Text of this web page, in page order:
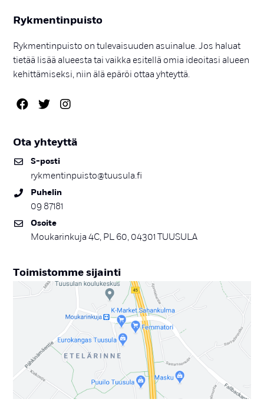
Ryk­men­tin­puis­to
Rykmentinpuisto on tulevaisuuden asuinalue. Jos haluat
tietää lisää alueesta tai vaikka esitellä omia ideoitasi alueen
kehittämiseksi, niin älä epäröi ottaa yhteyttä.
Ota yh­teyt­tä
S-pos­ti
rykmentinpuisto@tuusula.fi
Pu­he­lin
09 87181
Osoi­te
Moukarinkuja 4C, PL 60, 04301 TUUSULA
Toi­mis­tom­me si­jain­ti